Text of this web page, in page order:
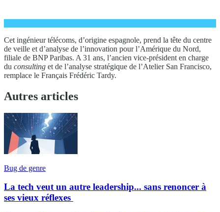
Cet ingénieur télécoms, d’origine espagnole, prend la tête du centre
de veille et d’analyse de l’innovation pour l’Amérique du Nord,
filiale de BNP Paribas. A 31 ans, l’ancien vice-président en charge
du consulting et de l’analyse stratégique de l’Atelier San Francisco,
remplace le Français Frédéric Tardy.
Autres articles
Bug de genre
La tech veut un autre leadership... sans renoncer à
ses vieux réflexes